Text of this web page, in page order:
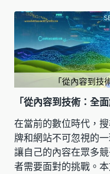
「從內容到技術：全
在當前的數位時代，
牌和網站不可忽視的
讓自己的內容在眾多
者需要面對的挑戰。